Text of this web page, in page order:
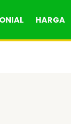
HARGA